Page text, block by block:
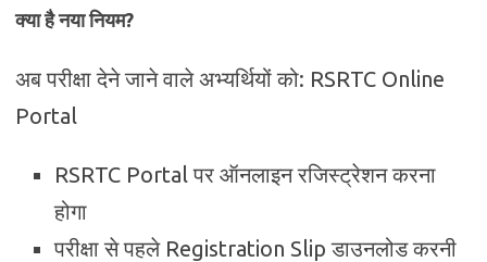
क्या है नया नियम?
अब परीक्षा देने जाने वाले अभ्यर्थियों को: RSRTC Online
Portal
RSRTC Portal पर ऑनलाइन रजिस्ट्रेशन करना
होगा
परीक्षा से पहले Registration Slip डाउनलोड करनी